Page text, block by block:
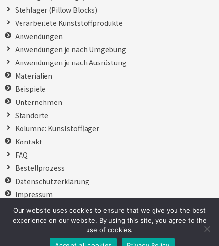
Stehlager (Pillow Blocks)
Verarbeitete Kunststoffprodukte
Anwendungen
Anwendungen je nach Umgebung
Anwendungen je nach Ausrüstung
Materialien
Beispiele
Unternehmen
Standorte
Kolumne: Kunststofflager
Kontakt
FAQ
Bestellprozess
Datenschutzerklärung
Impressum
日本語
English
Our website uses cookies to ensure that we give you the best
experience on our website. By using this site, you agree to the
use of cookies.